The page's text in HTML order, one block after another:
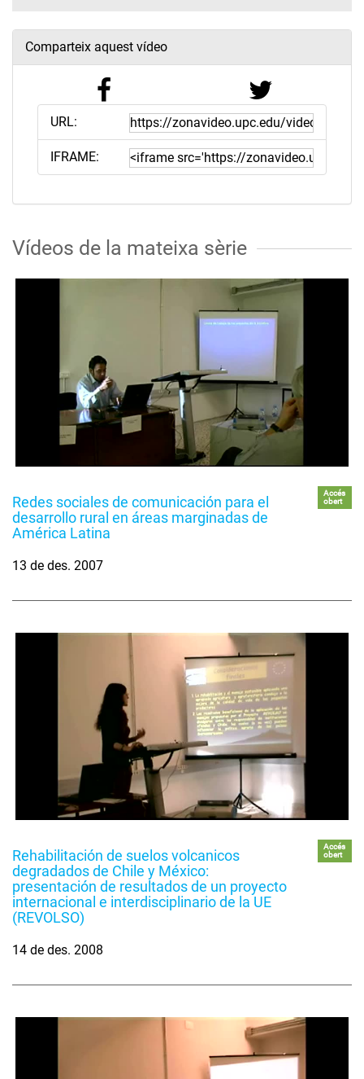
Comparteix aquest vídeo
URL:
IFRAME:
Vídeos de la mateixa sèrie
Redes sociales de comunicación para el
desarrollo rural en áreas marginadas de
América Latina
Accés
obert
13 de des. 2007
Rehabilitación de suelos volcanicos
degradados de Chile y México:
presentación de resultados de un proyecto
internacional e interdisciplinario de la UE
(REVOLSO)
Accés
obert
14 de des. 2008